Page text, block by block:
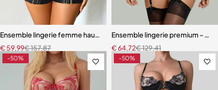
Ensemble lingerie femme haut de gamme – Design exclusif avec
€157,87
€ 59,99
Ensemble lingerie premium –
€129,41
€64,72
-50% -50%